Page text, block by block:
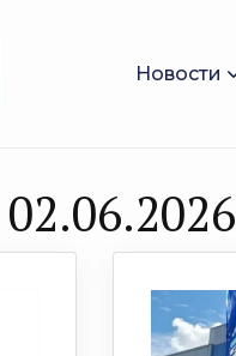
Новости